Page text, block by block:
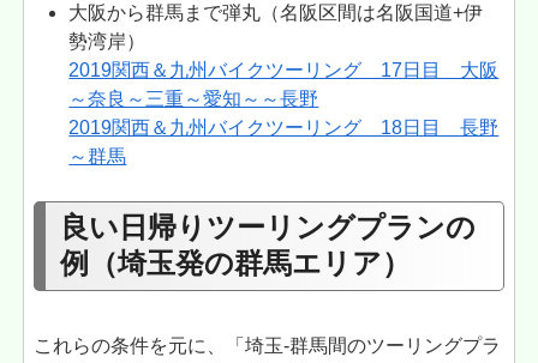
大阪から群馬まで弾丸（名阪区間は名阪国道+伊
勢湾岸）
2019関西＆九州バイクツーリング 17日目 大阪
～奈良～三重～愛知～～長野
2019関西＆九州バイクツーリング 18日目 長野
～群馬
良い日帰りツーリングプランの
例（埼玉発の群馬エリア）
これらの条件を元に、「埼玉-群馬間のツーリングプラ